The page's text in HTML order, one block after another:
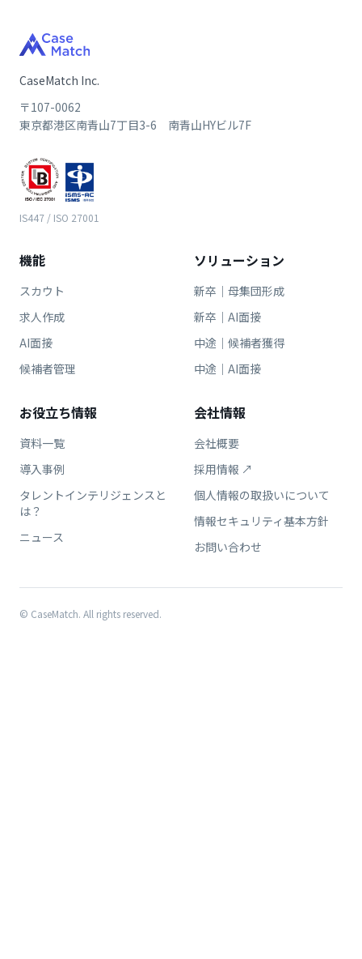
CaseMatch Inc.
〒107-0062
東京都港区南青山7丁目3-6 南青山HYビル7F
IS447 / ISO 27001
機能
スカウト
求人作成
AI面接
候補者管理
ソリューション
新卒｜母集団形成
新卒｜AI面接
中途｜候補者獲得
中途｜AI面接
お役立ち情報
資料一覧
導入事例
タレントインテリジェンスと
は？
ニュース
会社情報
会社概要
採用情報 ↗
個人情報の取扱いについて
情報セキュリティ基本方針
お問い合わせ
© CaseMatch. All rights reserved.